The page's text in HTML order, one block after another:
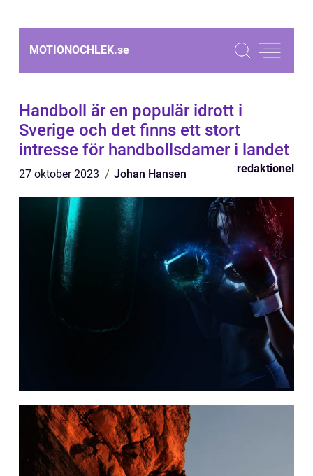
MOTIONOCHLEK.se
Handboll är en populär idrott i
Sverige och det finns ett stort
intresse för handbollsdamer i landet
27 oktober 2023 Johan Hansen redaktionel